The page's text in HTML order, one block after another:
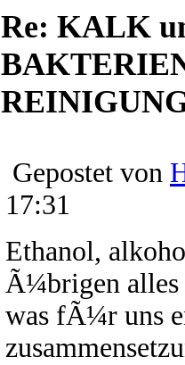
Re: KALK
Gepostet von
17:31
Ethanol,
Ã¼brigen alles
was fÃ¼r uns